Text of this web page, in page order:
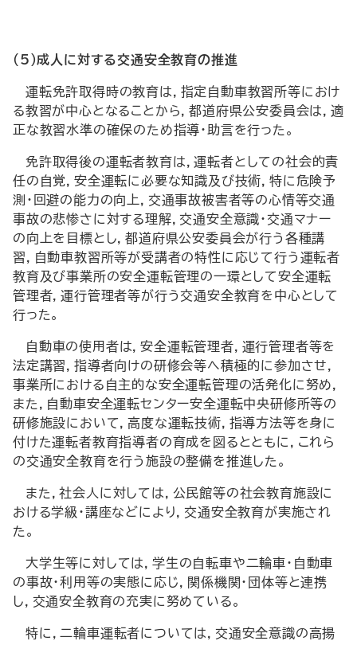
（5）成人に対する交通安全教育の推進
運転免許取得時の教育は，指定自動車教習所等におけ
る教習が中心となることから，都道府県公安委員会は，適
正な教習水準の確保のため指導・助言を行った。
免許取得後の運転者教育は，運転者としての社会的責
任の自覚，安全運転に必要な知識及び技術，特に危険予
測・回避の能力の向上，交通事故被害者等の心情等交通
事故の悲惨さに対する理解，交通安全意識・交通マナー
の向上を目標とし，都道府県公安委員会が行う各種講
習，自動車教習所等が受講者の特性に応じて行う運転者
教育及び事業所の安全運転管理の一環として安全運転
管理者，運行管理者等が行う交通安全教育を中心として
行った。
自動車の使用者は，安全運転管理者，運行管理者等を
法定講習，指導者向けの研修会等へ積極的に参加させ，
事業所における自主的な安全運転管理の活発化に努め，
また，自動車安全運転センター安全運転中央研修所等の
研修施設において，高度な運転技術，指導方法等を身に
付けた運転者教育指導者の育成を図るとともに，これら
の交通安全教育を行う施設の整備を推進した。
また，社会人に対しては，公民館等の社会教育施設に
おける学級・講座などにより，交通安全教育が実施され
た。
大学生等に対しては，学生の自転車や二輪車・自動車
の事故・利用等の実態に応じ，関係機関・団体等と連携
し，交通安全教育の充実に努めている。
特に，二輪車運転者については，交通安全意識の高揚